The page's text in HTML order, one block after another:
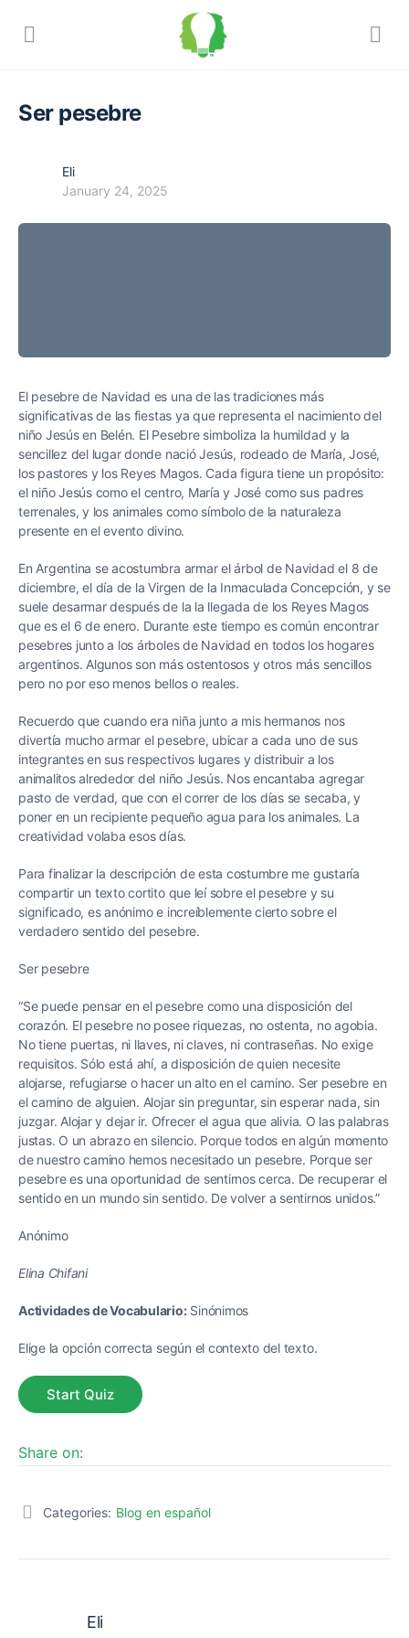
Ser pesebre
Eli
January 24, 2025
El pesebre de Navidad es una de las tradiciones más
significativas de las fiestas ya que representa el nacimiento del
niño Jesús en Belén. El Pesebre simboliza la humildad y la
sencillez del lugar donde nació Jesús, rodeado de María, José,
los pastores y los Reyes Magos. Cada figura tiene un propósito:
el niño Jesús como el centro, María y José como sus padres
terrenales, y los animales como símbolo de la naturaleza
presente en el evento divino.
En Argentina se acostumbra armar el árbol de Navidad el 8 de
diciembre, el día de la Virgen de la Inmaculada Concepción, y se
suele desarmar después de la la llegada de los Reyes Magos
que es el 6 de enero. Durante este tiempo es común encontrar
pesebres junto a los árboles de Navidad en todos los hogares
argentinos. Algunos son más ostentosos y otros más sencillos
pero no por eso menos bellos o reales.
Recuerdo que cuando era niña junto a mis hermanos nos
divertía mucho armar el pesebre, ubicar a cada uno de sus
integrantes en sus respectivos lugares y distribuir a los
animalitos alrededor del niño Jesús. Nos encantaba agregar
pasto de verdad, que con el correr de los días se secaba, y
poner en un recipiente pequeño agua para los animales. La
creatividad volaba esos días.
Para finalizar la descripción de esta costumbre me gustaría
compartir un texto cortito que leí sobre el pesebre y su
significado, es anónimo e increíblemente cierto sobre el
verdadero sentido del pesebre.
Ser pesebre
“Se puede pensar en el pesebre como una disposición del
corazón. El pesebre no posee riquezas, no ostenta, no agobia.
No tiene puertas, ni llaves, ni claves, ni contraseñas. No exige
requisitos. Sólo está ahí, a disposición de quien necesite
alojarse, refugiarse o hacer un alto en el camino. Ser pesebre en
el camino de alguien. Alojar sin preguntar, sin esperar nada, sin
juzgar. Alojar y dejar ir. Ofrecer el agua que alivia. O las palabras
justas. O un abrazo en silencio. Porque todos en algún momento
de nuestro camino hemos necesitado un pesebre. Porque ser
pesebre es una oportunidad de sentirnos cerca. De recuperar el
sentido en un mundo sin sentido. De volver a sentirnos unidos.”
Anónimo
Elina Chifani
Actividades de Vocabulario:Sinónimos
Elige la opción correcta según el contexto del texto.
Share on:
Categories: Blog en español
Eli